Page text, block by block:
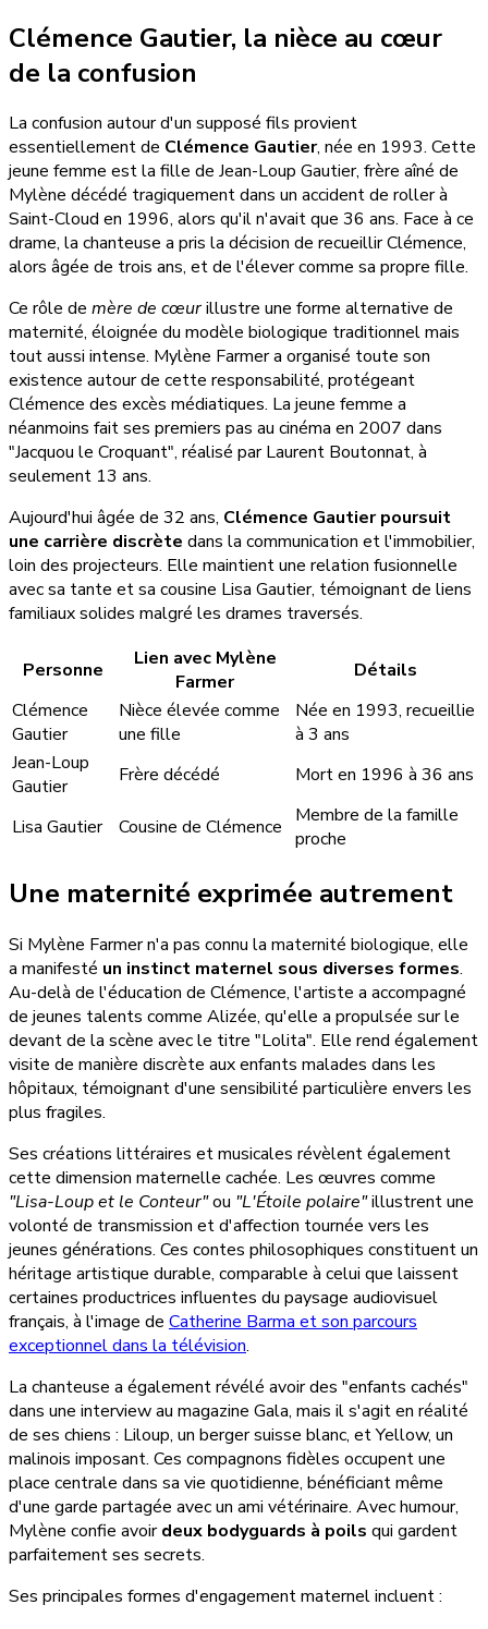
Clémence Gautier, la nièce au cœur
de la confusion
La confusion autour d'un supposé fils provient
essentiellement de Clémence Gautier, née en 1993. Cette
jeune femme est la fille de Jean-Loup Gautier, frère aîné de
Mylène décédé tragiquement dans un accident de roller à
Saint-Cloud en 1996, alors qu'il n'avait que 36 ans. Face à ce
drame, la chanteuse a pris la décision de recueillir Clémence,
alors âgée de trois ans, et de l'élever comme sa propre fille.
Ce rôle de mère de cœurillustre une forme alternative de
maternité, éloignée du modèle biologique traditionnel mais
tout aussi intense. Mylène Farmer a organisé toute son
existence autour de cette responsabilité, protégeant
Clémence des excès médiatiques. La jeune femme a
néanmoins fait ses premiers pas au cinéma en 2007 dans
"Jacquou le Croquant", réalisé par Laurent Boutonnat, à
seulement 13 ans.
Aujourd'hui âgée de 32 ans, Clémence Gautier poursuit
une carrière discrète dans la communication et l'immobilier,
loin des projecteurs. Elle maintient une relation fusionnelle
avec sa tante et sa cousine Lisa Gautier, témoignant de liens
familiaux solides malgré les drames traversés.
Personne
Lien avec Mylène
Farmer
Détails
Clémence
Gautier
Nièce élevée comme
une fille
Née en 1993, recueillie
à 3 ans
Jean-Loup
Gautier
Frère décédé Mort en 1996 à 36 ans
Lisa Gautier Cousine de Clémence
Membre de la famille
proche
Une maternité exprimée autrement
Si Mylène Farmer n'a pas connu la maternité biologique, elle
a manifesté un instinct maternel sous diverses formes.
Au-delà de l'éducation de Clémence, l'artiste a accompagné
de jeunes talents comme Alizée, qu'elle a propulsée sur le
devant de la scène avec le titre "Lolita". Elle rend également
visite de manière discrète aux enfants malades dans les
hôpitaux, témoignant d'une sensibilité particulière envers les
plus fragiles.
Ses créations littéraires et musicales révèlent également
cette dimension maternelle cachée. Les œuvres comme
"Lisa-Loup et le Conteur"ou "L'Étoile polaire"illustrent une
volonté de transmission et d'affection tournée vers les
jeunes générations. Ces contes philosophiques constituent un
héritage artistique durable, comparable à celui que laissent
certaines productrices influentes du paysage audiovisuel
français, à l'image de Catherine Barma et son parcours
exceptionnel dans la télévision.
La chanteuse a également révélé avoir des "enfants cachés"
dans une interview au magazine Gala, mais il s'agit en réalité
de ses chiens : Liloup, un berger suisse blanc, et Yellow, un
malinois imposant. Ces compagnons fidèles occupent une
place centrale dans sa vie quotidienne, bénéficiant même
d'une garde partagée avec un ami vétérinaire. Avec humour,
Mylène confie avoirdeux bodyguards à poils qui gardent
parfaitement ses secrets.
Ses principales formes d'engagement maternel incluent :